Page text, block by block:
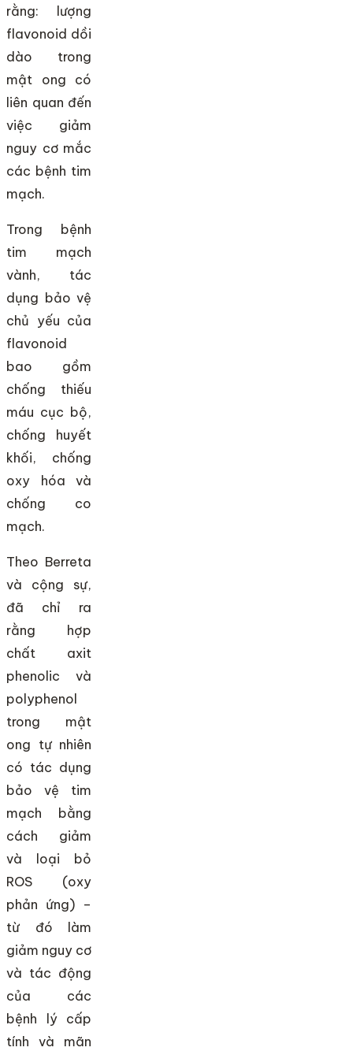
rằng: lượng
flavonoid dồi
dào trong
mật ong có
liên quan đến
việc giảm
nguy cơ mắc
các bệnh tim
mạch.
Trong bệnh
tim mạch
vành, tác
dụng bảo vệ
chủ yếu của
flavonoid
bao gồm
chống thiếu
máu cục bộ,
chống huyết
khối, chống
oxy hóa và
chống co
mạch.
Theo Berreta
và cộng sự,
đã chỉ ra
rằng hợp
chất axit
phenolic và
polyphenol
trong mật
ong tự nhiên
có tác dụng
bảo vệ tim
mạch bằng
cách giảm
và loại bỏ
ROS (oxy
phản ứng) –
từ đó làm
giảm nguy cơ
và tác động
của các
bệnh lý cấp
tính và mãn